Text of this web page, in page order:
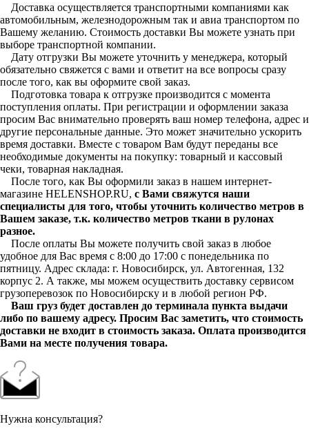
Доставка осуществляется транспортными компаниями как
автомобильным, железнодорожным так и авиа транспортом по
Вашему желанию. Стоимость доставки Вы можете узнать при
выборе транспортной компании.
Дату отгрузки Вы можете уточнить у менеджера, который
обязательно свяжется с вами и ответит на все вопросы сразу
после того, как вы оформите свой заказ.
Подготовка товара к отгрузке производится с момента
поступления оплаты. При регистрации и оформлении заказа
просим Вас внимательно проверять ваш номер телефона, адрес и
другие персональные данные. Это может значительно ускорить
время доставки. Вместе с товаром Вам будут переданы все
необходимые документы на покупку: товарный и кассовый
чеки, товарная накладная.
После того, как Вы оформили заказ в нашем интернет-
магазине HELENSHOP.RU, с Вами свяжутся наши
специалисты для того, чтобы уточнить количество метров в
Вашем заказе, т.к. количество метров ткани в рулонах
разное.
После оплаты Вы можете получить свой заказ в любое
удобное для Вас время с 8:00 до 17:00 с понедельника по
пятницу. Адрес склада: г. Новосибирск, ул. Автогенная, 132
корпус 2. А также, мы можем осуществить доставку сервисом
грузоперевозок по Новосибирску и в любой регион РФ.
Ваш груз будет доставлен до терминала пункта выдачи
либо по вашему адресу. Просим Вас заметить, что стоимость
доставки не входит в стоимость заказа. Оплата производится
Вами на месте получения товара.
Нужна консультация?